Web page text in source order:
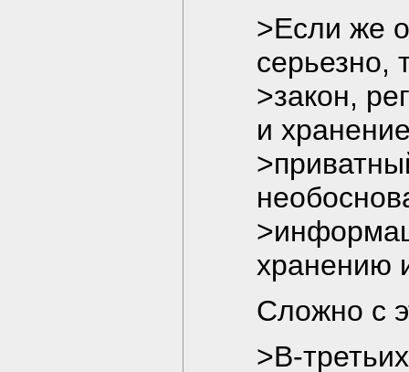
>Если же
серьезно,
>закон,
и
хранению
Сложно с
>В-